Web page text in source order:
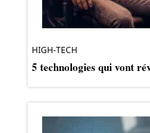
HIGH-TECH
5 technologies qui vont